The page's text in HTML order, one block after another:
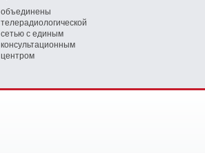
объединены
телерадиологической
сетью с единым
консультационным
центром